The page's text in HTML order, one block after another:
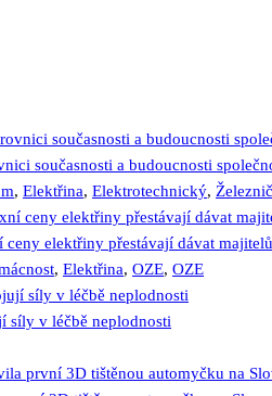
současnosti a budoucnosti
, Elektřina, Elektrotechnický,
elektřiny přestávají dávat
, Elektřina, OZE, OZE
síly v léčbě neplodnosti